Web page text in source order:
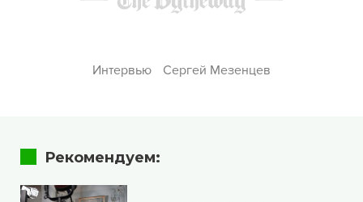
Интервью Сергей Мезенцев
Рекомендуем: